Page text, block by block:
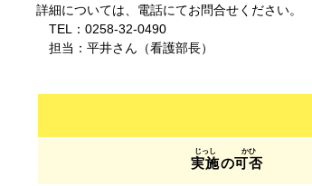
詳細については、電話にてお問合せください。
TEL：0258-32-0490
担当：平井さん（看護部長）
実施の可否